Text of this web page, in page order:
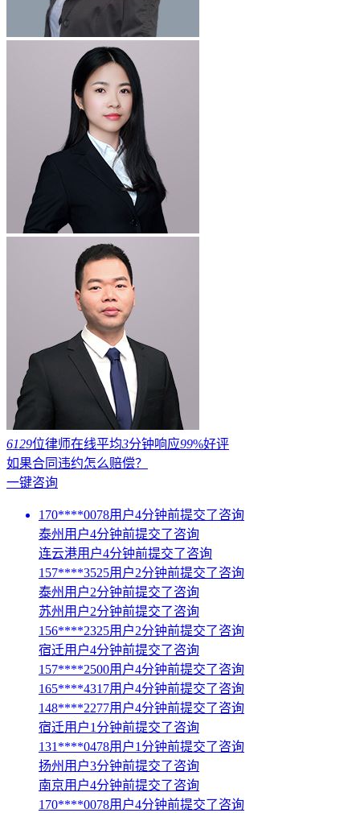
6129位律师在线平均3分钟响应99%好评
如果合同违约怎么赔偿？
一键咨询
170****0078用户4分钟前提交了咨询
泰州用户4分钟前提交了咨询
连云港用户4分钟前提交了咨询
157****3525用户2分钟前提交了咨询
泰州用户2分钟前提交了咨询
苏州用户2分钟前提交了咨询
156****2325用户2分钟前提交了咨询
宿迁用户4分钟前提交了咨询
157****2500用户4分钟前提交了咨询
165****4317用户4分钟前提交了咨询
148****2277用户4分钟前提交了咨询
宿迁用户1分钟前提交了咨询
131****0478用户1分钟前提交了咨询
扬州用户3分钟前提交了咨询
南京用户4分钟前提交了咨询
170****0078用户4分钟前提交了咨询